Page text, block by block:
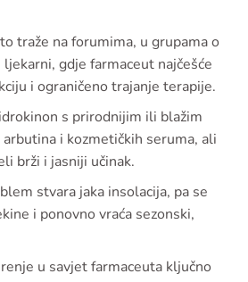
traže na forumima, u grupama o
gdje farmaceut najčešće
i ograničeno trajanje terapije.
s prirodnijim ili blažim
i kozmetičkih seruma, ali
brži i jasniji učinak.
stvara jaka insolacija, pa se
i ponovno vraća sezonski,
u savjet farmaceuta ključno